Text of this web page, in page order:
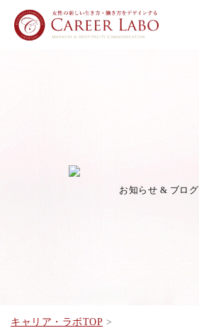
お知らせ & ブログ
キャリア・ラボTOP